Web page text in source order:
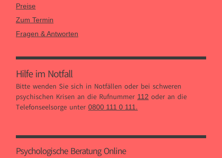
Preise
Zum Termin
Fragen & Antworten
Hilfe im Notfall
Bitte wenden Sie sich in Notfällen oder bei schweren
psychischen Krisen an die Rufnummer 112 oder an die
Telefonseelsorge unter 0800 111 0 111 .
Psychologische Beratung Online